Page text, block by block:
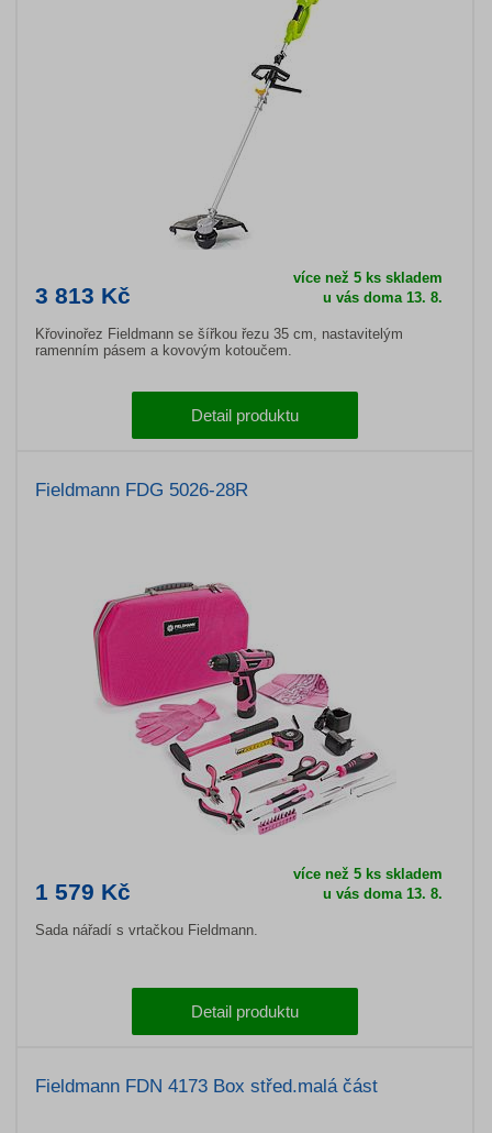
3 813 Kč
více než 5 ks skladem
u vás doma 13. 8.
Křovinořez Fieldmann se šířkou řezu 35 cm, nastavitelým
ramenním pásem a kovovým kotoučem.
Detail produktu
Fieldmann FDG 5026-28R
1 579 Kč
více než 5 ks skladem
u vás doma 13. 8.
Sada nářadí s vrtačkou Fieldmann.
Detail produktu
Fieldmann FDN 4173 Box střed.malá část